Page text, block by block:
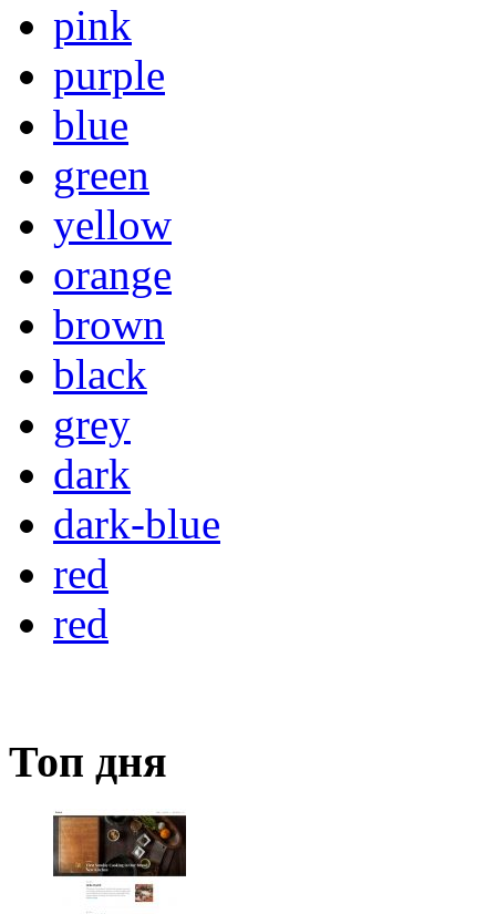
pink
purple
blue
green
yellow
orange
brown
black
grey
dark
dark-blue
red
red
Топ дня